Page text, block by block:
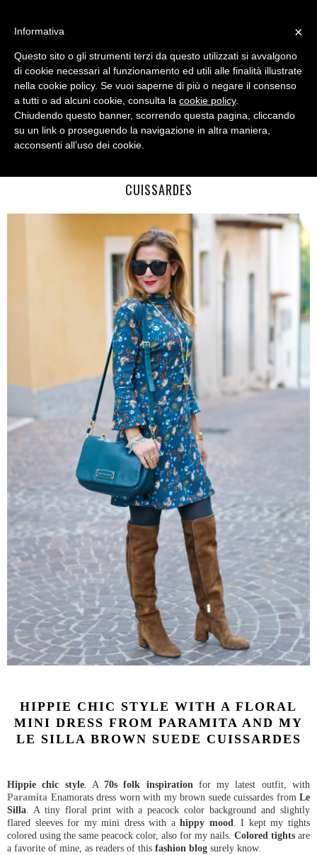
FRIDAY, FEBRUARY 03, 2017
CUISSARDES
HIPPIE CHIC STYLE WITH A FLORAL
MINI DRESS FROM PARAMITA AND MY
LE SILLA BROWN SUEDE CUISSARDES
Hippie chic style. A70s folk inspirationfor my latest outfit, with
Paramita Enamorats dress worn with my brown suede cuissardes from Le
Silla. A tiny floral print with a peacock color background and slightly
flared sleeves for my mini dress with ahippy mood. I kept my tights
colored using the same peacock color, also for my nails. Colored tights are
a favorite of mine, as readers of this fashion blog surely know.
×
Informativa
Questo sito o gli strumenti terzi da questo utilizzati si avvalgono
di cookie necessari al funzionamento ed utili alle finalità illustrate
nella cookie policy. Se vuoi saperne di più o negare il consenso
a tutti o ad alcuni cookie, consulta la cookie policy.
Chiudendo questo banner, scorrendo questa pagina, cliccando
su un link o proseguendo la navigazione in altra maniera,
acconsenti all’uso dei cookie.